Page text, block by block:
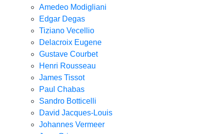
Amedeo Modigliani
Edgar Degas
Tiziano Vecellio
Delacroix Eugene
Gustave Courbet
Henri Rousseau
James Tissot
Paul Chabas
Sandro Botticelli
David Jacques-Louis
Johannes Vermeer